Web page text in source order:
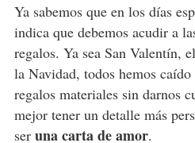
Ya sabemos que en los días
indica que debemos acudir a
regalos. Ya sea San Valentín,
la Navidad, todos hemos
regalos materiales sin darnos
mejor tener un detalle más
ser una carta de amor.